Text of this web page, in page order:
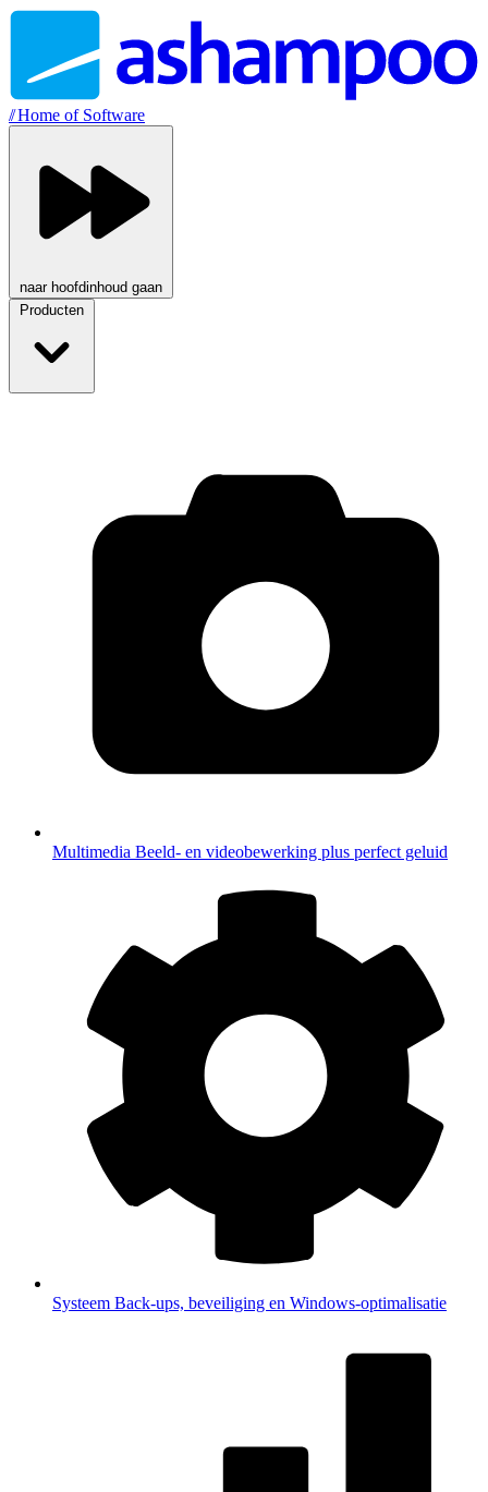
//Home of Software
naar hoofdinhoud gaan
Producten
Multimedia Beeld- en videobewerking plus perfect geluid
Systeem Back-ups, beveiliging en Windows-optimalisatie